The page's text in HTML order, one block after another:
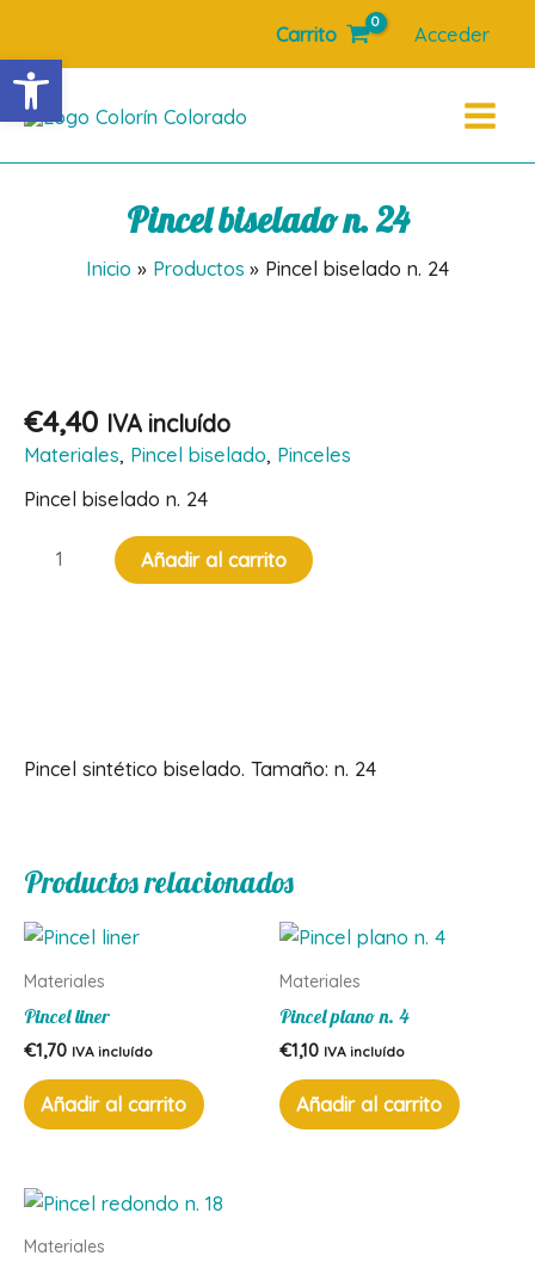
Abrir barra de herramientas
contenido
Carrito Acceder
Main
Pincel biselado n. 24
Inicio Productos Pincel biselado n. 24
€4,40 IVA incluído
Materiales, Pincel biselado, Pinceles
Pincel biselado n. 24
Pincel
Añadir al carrito
Pincel sintético biselado. Tamaño: n. 24
Productos relacionados
Materiales
Pincel liner
€1,70 IVA incluído
Añadir al carrito
Materiales
Pincel plano n. 4
€1,10 IVA incluído
Añadir al carrito
Materiales